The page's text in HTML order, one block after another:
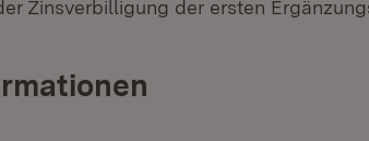
Zinsverbilligung der ersten